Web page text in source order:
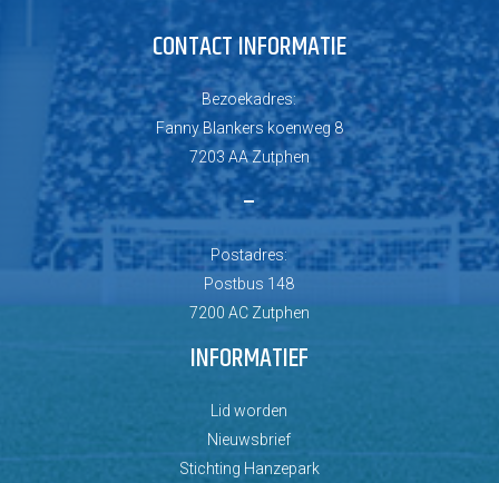
CONTACT INFORMATIE
Bezoekadres:
Fanny Blankers koenweg 8
7203 AA Zutphen
–
Postadres:
Postbus 148
7200 AC Zutphen
INFORMATIEF
Lid worden
Nieuwsbrief
Stichting Hanzepark